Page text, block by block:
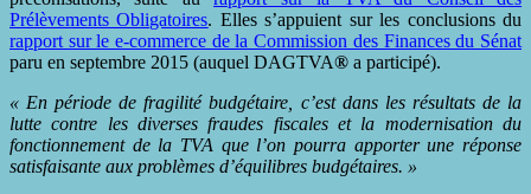
Prélèvements Obligatoires. Elles s’appuient sur les conclusions du
rapport sur le e-commerce de la Commission des Finances du Sénat
paru en septembre 2015 (auquel DAGTVA® a participé).
« En période de fragilité budgétaire, c’est dans les résultats de la
lutte contre les diverses fraudes fiscales et la modernisation du
fonctionnement de la TVA que l’on pourra apporter une réponse
satisfaisante aux problèmes d’équilibres budgétaires. »